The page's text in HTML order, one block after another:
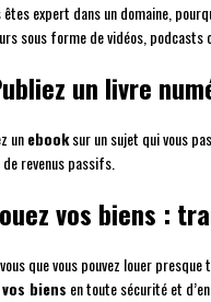
êtes expert dans un domaine,
sous forme de vidéos, podcasts
un livre
unebooksur un sujet qui vous
revenus passifs.
vos biens :
que vous pouvez louer
biens en toute sécurité et